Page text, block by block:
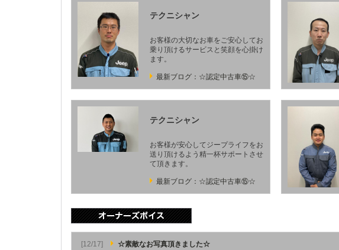
テクニシャン
お客様の大切なお車をご安心してお
乗り頂けるサービスと笑顔を心掛け
ます。
最新ブログ：☆認定中古車⑮☆
テクニシャン
お客様が安心してジープライフをお
送り頂けるよう精一杯サポートさせ
て頂きます。
最新ブログ：☆認定中古車⑮☆
[12/17]
☆素敵なお写真頂きました☆